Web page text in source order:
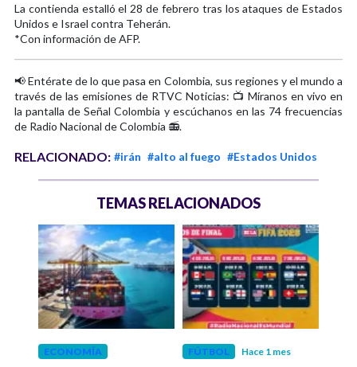
La contienda estalló el 28 de febrero tras los ataques de Estados
Unidos e Israel contra Teherán.
*Con información de AFP.
📢 Entérate de lo que pasa en Colombia, sus regiones y el mundo a
través de las emisiones de RTVC Noticias: 📺 Míranos en vivo en
la pantalla de Señal Colombia y escúchanos en las 74 frecuencias
de Radio Nacional de Colombia 📻.
RELACIONADO: #irán #alto al fuego #Estados Unidos
TEMAS RELACIONADOS
ECONOMÍA FÚTBOL Hace 1 mes